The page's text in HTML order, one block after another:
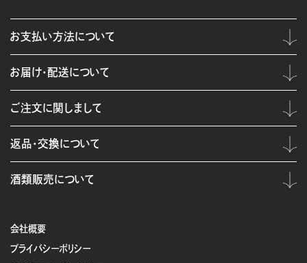
会社概要
プライバシーポリシー
お支払い方法について
お届け・配送について
ご注文に関しまして
返品・交換について
酒類販売について